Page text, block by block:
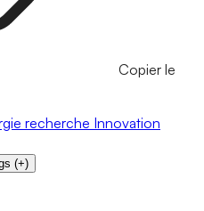
Copier le
recherche Innovation
(+)